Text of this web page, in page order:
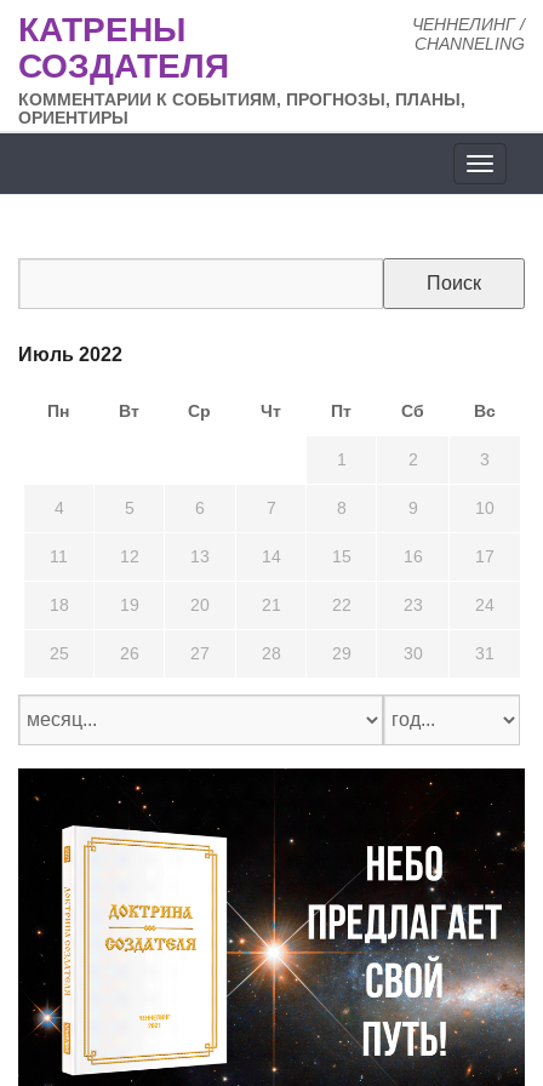
ЧЕННЕЛИНГ /
CHANNELING
КАТРЕНЫ
СОЗДАТЕЛЯ
КОММЕНТАРИИ К СОБЫТИЯМ, ПРОГНОЗЫ, ПЛАНЫ,
ОРИЕНТИРЫ
сайта
Июль 2022
Пн Вт Ср Чт Пт Сб Вс
1 2 3
4 5 6 7 8 9 10
11 12 13 14 15 16 17
18 19 20 21 22 23 24
25 26 27 28 29 30 31